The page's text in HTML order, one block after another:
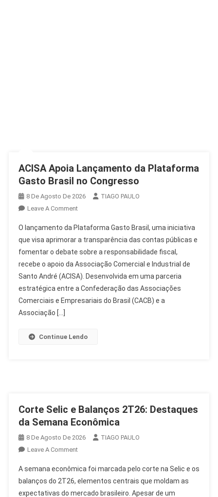
ACISA Apoia Lançamento da Plataforma
Gasto Brasil no Congresso
8 De Agosto De 2026
TIAGO PAULO
Leave A CommentOn
Apoia
Lançamento
Da
Plataforma
Gasto
Brasil
O lançamento da Plataforma Gasto Brasil, uma iniciativa
que visa aprimorar a transparência das contas públicas e
fomentar o debate sobre a responsabilidade fiscal,
recebe o apoio da Associação Comercial e Industrial de
Santo André (ACISA). Desenvolvida em uma parceria
estratégica entre a Confederação das Associações
Comerciais e Empresariais do Brasil (CACB) e a
Associação […]
Continue Lendo
Corte Selic e Balanços 2T26: Destaques
da Semana Econômica
8 De Agosto De 2026
TIAGO PAULO
Leave A CommentOn
Selic
E
Balanços
A semana econômica foi marcada pelo corte na Selic e os
balanços do 2T26, elementos centrais que moldam as
expectativas do mercado brasileiro. Apesar de um